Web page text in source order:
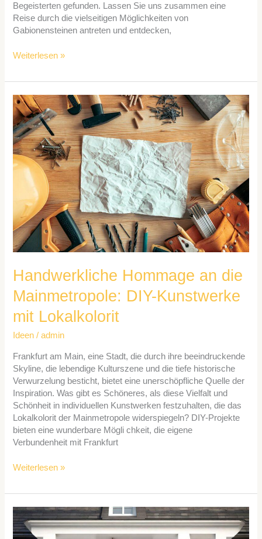
Begeisterten gefunden. Lassen Sie uns zusammen eine
Reise durch die vielseitigen Möglichkeiten von
Gabionensteinen antreten und entdecken,
Weiterlesen »
Handwerkliche Hommage an die
Mainmetropole: DIY-Kunstwerke
mit Lokalkolorit
Ideen /admin
Frankfurt am Main, eine Stadt, die durch ihre beeindruckende
Skyline, die lebendige Kulturszene und die tiefe historische
Verwurzelung besticht, bietet eine unerschöpfliche Quelle der
Inspiration. Was gibt es Schöneres, als diese Vielfalt und
Schönheit in individuellen Kunstwerken festzuhalten, die das
Lokalkolorit der Mainmetropole widerspiegeln? DIY-Projekte
bieten eine wunderbare Mögli chkeit, die eigene
Verbundenheit mit Frankfurt
Handwerkliche
Hommage
an
die
Mainmetropole:
DIY-
Kunstwerke
Lokalkolorit
Weiterlesen »
Die
Kunst
der